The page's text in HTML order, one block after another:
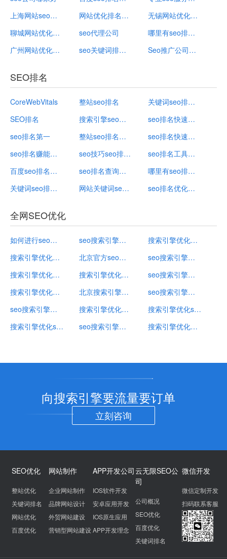
上海网站seo公司
聊城网站优化公司
广州网站优化公司招聘
网站优化排名公司
seo代理公司
seo关键词排名优化专业公司
无锡网站优化公司招聘
哪里有seo排名优化公司
Seo推广公司创始人背景介绍
SEO排名
CoreWebVitals
SEO排名
seo排名第一
seo排名赚能赚钱吗
百度seo排名公司
关键词seo排名优化软件
整站seo排名
搜索引擎seo排名软件
整站seo排名关键词有哪些
seo技巧seo排名优化
seo排名查询工具
网站关键词seo排名优化
关键词seo排名优化软件
seo排名快速优化什么意思
seo排名快速优化的方法是
seo排名工具给您好的建议下载官网
哪里有seo排名优化公司
seo排名优化软件有用吗
全网SEO优化
如何进行seo搜索引擎优化
搜索引擎优化怎么做
搜索引擎优化指南有哪些
搜索引擎优化方案案例
seo搜索引擎优化软件
搜索引擎优化seo怎么做
seo搜索引擎优化内容包括
北京官方seo搜索引擎优化推荐
搜索引擎优化排名规则
北京搜索引擎优化seo
搜索引擎优化是什么意思怎么操作
seo搜索引擎优化实战
搜索引擎优化技术都有哪些
seo搜索引擎优化实战手册pdf
seo搜索引擎优化
seo搜索引擎优化网站是什么
搜索引擎优化seo什么意思
搜索引擎优化工具包括
向搜索引擎要流量要订单
立刻咨询
SEO优化
整站优化
关键词排名
网站优化
百度优化
网站制作
企业网站制作
品牌网站设计
外贸网站建设
营销型网站建设
APP开发公司
IOS软件开发
安卓应用开发
IOS原生应用
APP开发理念
云无限SEO公
司
公司概况
SEO优化
百度优化
关键词排名
微信开发
微信定制开发
扫码联系客服